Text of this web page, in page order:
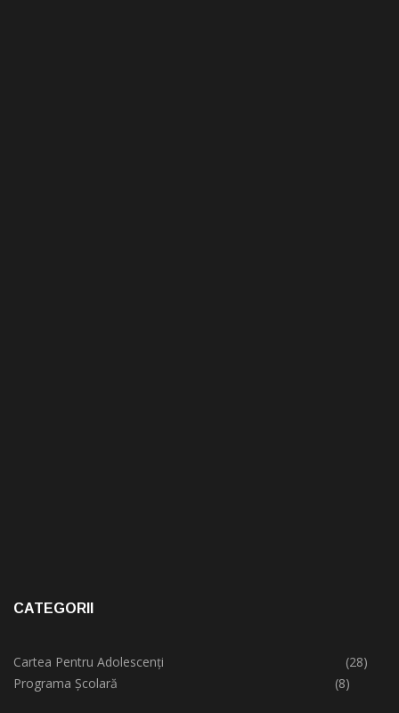
CATEGORII
Cartea Pentru Adolescenți
(28)
Programa Școlară
(8)